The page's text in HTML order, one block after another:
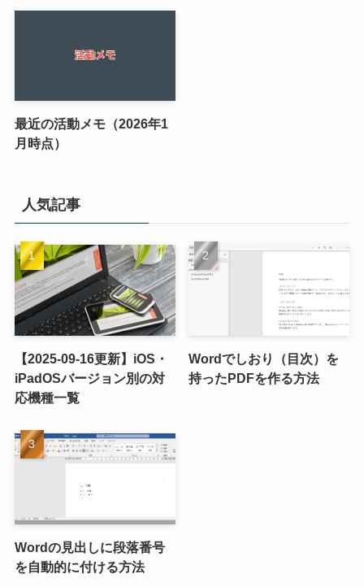
最近の活動メモ（2026年1
月時点）
人気記事
【2025-09-16更新】iOS・
iPadOSバージョン別の対
応機種一覧
Wordでしおり（目次）を
持ったPDFを作る方法
Wordの見出しに段落番号
を自動的に付ける方法